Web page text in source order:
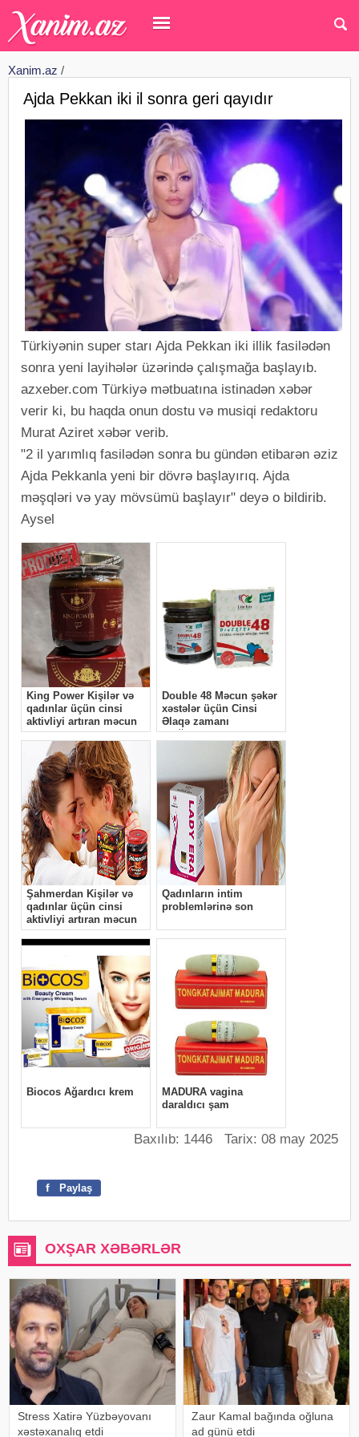
Xanim.az /
Ajda Pekkan iki il sonra geri qayıdır
Türkiyənin super starı Ajda Pekkan iki illik fasilədən
sonra yeni layihələr üzərində çalışmağa başlayıb.
azxeber.com Türkiyə mətbuatına istinadən xəbər
verir ki, bu haqda onun dostu və musiqi redaktoru
Murat Aziret xəbər verib.
"2 il yarımlıq fasilədən sonra bu gündən etibarən əziz
Ajda Pekkanla yeni bir dövrə başlayırıq. Ajda
məşqləri və yay mövsümü başlayır" deyə o bildirib.
Aysel
Baxılıb: 1446 Tarix: 08 may 2025
f Paylaş
OXŞAR XƏBƏRLƏR
Stress Xatirə Yüzbəyovanı
xəstəxanalıq etdi
Zaur Kamal bağında oğluna
ad günü etdi